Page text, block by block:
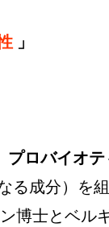
」
プロバイオ
る成分）を
博士とベル